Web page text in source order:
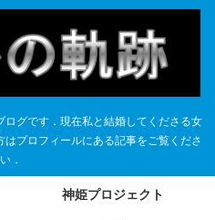
グです．現在私と結婚してくださる女
プロフィールにある記事をご覧くださ
い．
神姫プロジェクト